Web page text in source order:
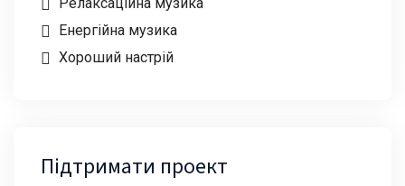
Енергійна музика
Хороший настрій
Підтримати проект